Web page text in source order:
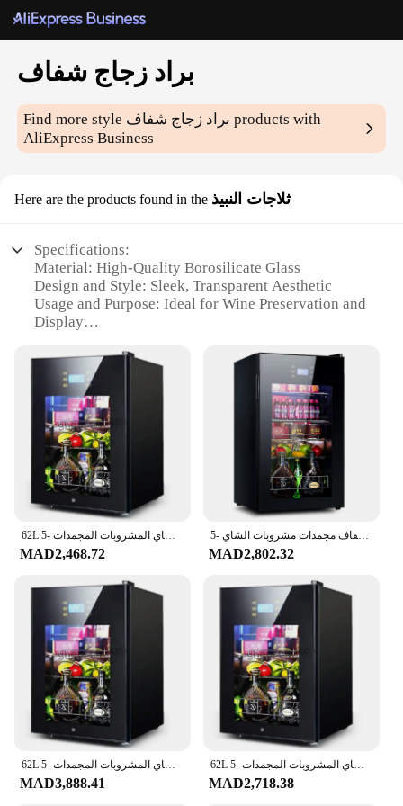
براد زجاج شفاف
Find more style براد زجاج شفاف products with
AliExpress Business
Here are the products found in the ثلاجات النبيذ
Specifications:
Material: High-Quality Borosilicate Glass
Design and Style: Sleek, Transparent Aesthetic
Usage and Purpose: Ideal for Wine Preservation and
Display
Bottle Sizes
Performance and Property: Durable, Resistant to
Temperature Changes
Parts and Accessories: Comes with Secure Lids for
Optimal Sealing
Features:
|Wholesale|Vendors|
**Elegant Design and Functionality**
The براد زجاج شفاف, or transparent wine cooler, is
a testament to both form and function. Its sleek,
elegance to any wine cellar or kitchen countertop
but also allows for easy identification of the wine's
contents. The cooler's design is perfect for those
who appreciate the beauty of their wine collection
while maintaining its freshness and quality.
**Versatile and Durable**
This transparent wine cooler is not just about
aesthetics; it's also designed for practicality. Its
versatile shape and size make it suitable for a
variety of wine bottle sizes, ensuring that your
collection is displayed and preserved in the best
62L ثلاجة التخزين البارد ثلاجات النبيذ باب زجاجي شفاف الشاي المشروبات المجمدات -5to10 درجة مئوية خزانة عينة الغذاء
MAD2,468.72
ثلاجة تخزين بارد 95 لتر ثلاجات النبيذ باب زجاجي شفاف مجمدات مشروبات الشاي -5to10 درجة مئوية خزانة عينة الطعام
MAD2,802.32
62L ثلاجة التخزين البارد ثلاجات النبيذ باب زجاجي شفاف الشاي المشروبات المجمدات -5to10 درجة مئوية خزانة عينة الغذاء
MAD3,888.41
62L ثلاجة التخزين البارد ثلاجات النبيذ باب زجاجي شفاف الشاي المشروبات المجمدات -5to10 درجة مئوية خزانة عينة الغذاء
MAD2,718.38